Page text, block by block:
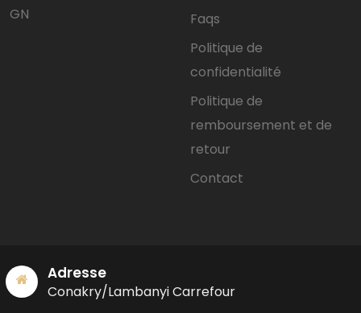
GN
Faqs
Politique de
confidentialité
Politique de
remboursement et de
retour
Contact
Adresse
Conakry/Lambanyi Carrefour